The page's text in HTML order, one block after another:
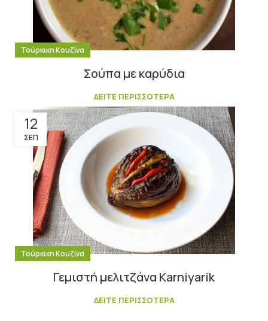
Τούρκικη Κουζίνα
Σούπα με καρύδια
ΔΕΙΤΕ ΠΕΡΙΣΣΟΤΕΡΑ
12
ΣΕΠ
Τούρκικη Κουζίνα
Γεμιστή μελιτζάνα Karniyarik
ΔΕΙΤΕ ΠΕΡΙΣΣΟΤΕΡΑ